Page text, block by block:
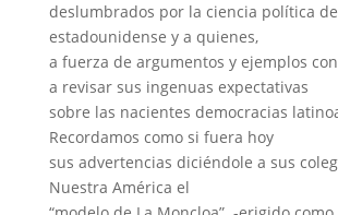
deslumbrados por la ciencia política
estadounidense y a quienes,
a fuerza de argumentos y ejemplos
a revisar sus ingenuas expectativas
sobre las nacientes democracias
Recordamos como si fuera hoy
sus advertencias diciéndole a sus
Nuestra América el